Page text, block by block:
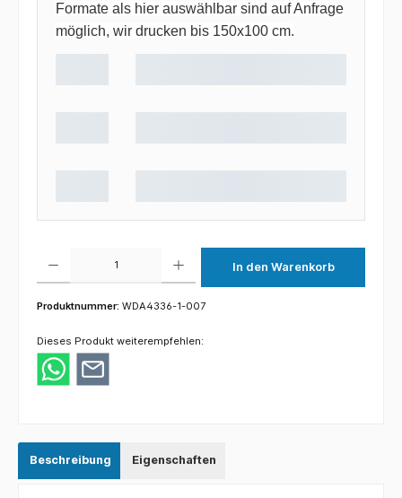
Formate als hier auswählbar sind auf Anfrage
möglich, wir drucken bis 150x100 cm.
In den Warenkorb
Produktnummer: WDA4336-1-007
Dieses Produkt weiterempfehlen:
Beschreibung Eigenschaften